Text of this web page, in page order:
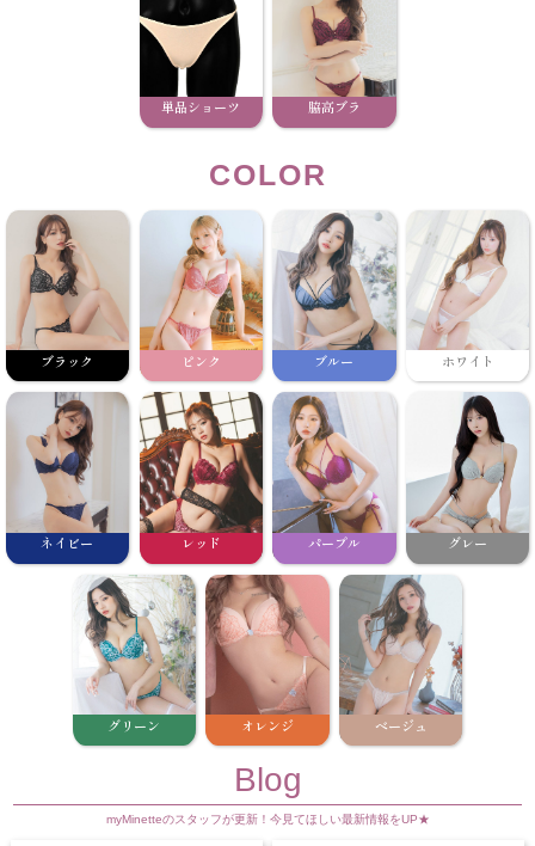
単品ショーツ 脇高ブラ
COLOR
ブラック ピンク ブルー ホワイト
ネイビー レッド パープル グレー
グリーン オレンジ ベージュ
Blog
myMinetteのスタッフが更新！今見てほしい最新情報をUP★